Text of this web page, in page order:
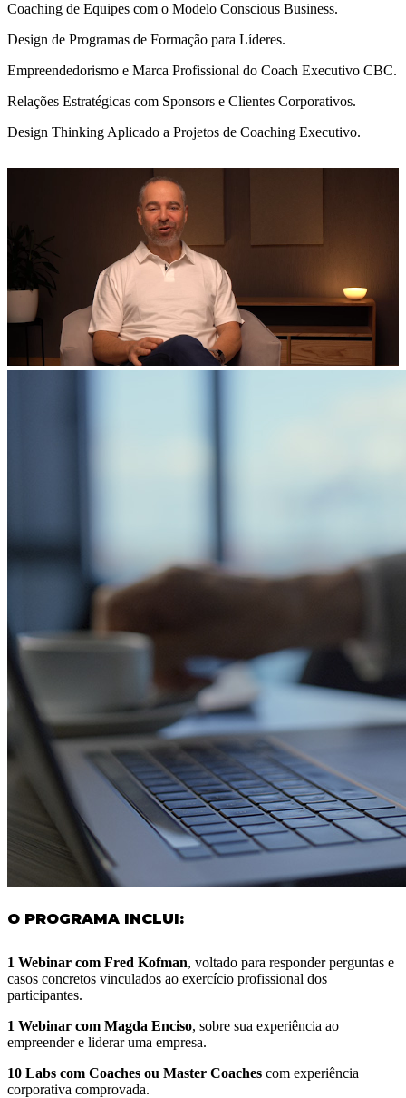
Coaching de Equipes com o Modelo Conscious Business.
Design de Programas de Formação para Líderes.
Empreendedorismo e Marca Profissional do Coach Executivo CBC.
Relações Estratégicas com Sponsors e Clientes Corporativos.
Design Thinking Aplicado a Projetos de Coaching Executivo.
O PROGRAMA INCLUI:
1 Webinar com Fred Kofman, voltado para responder perguntas e
casos concretos vinculados ao exercício profissional dos
participantes.
1 Webinar com Magda Enciso, sobre sua experiência ao
empreender e liderar uma empresa.
10 Labs com Coaches ou Master Coaches com experiência
corporativa comprovada.